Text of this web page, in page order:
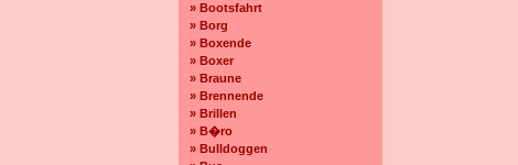
» Bootsfahrt
» Borg
» Boxende
» Boxer
» Braune
» Brennende
» Brillen
» B�ro
» Bulldoggen